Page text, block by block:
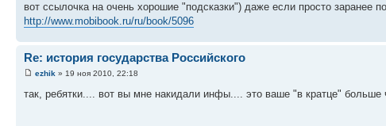
вот ссылочка на очень хорошие "подсказки") даже если просто заранее
http://www.mobibook.ru/ru/book/5096
Re: история государства Российского
ezhik » 19 ноя 2010, 22:18
так, ребятки.... вот вы мне накидали инфы.... это ваше "в кратце" больше